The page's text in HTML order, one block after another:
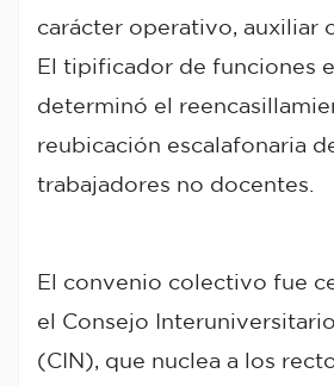
carácter operativo, auxiliar
El tipificador de funciones
determinó el
reubicación escalafonaria
trabajadores no docentes.
El convenio colectivo fue
el Consejo
(CIN), que nuclea a los